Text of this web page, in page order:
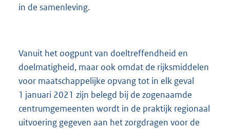
in de samenleving.
Vanuit het oogpunt van doeltreffendheid en
doelmatigheid, maar ook omdat de rijksmiddelen
voor maatschappelijke opvang tot in elk geval
1 januari 2021 zijn belegd bij de zogenaamde
centrumgemeenten wordt in de praktijk regionaal
uitvoering gegeven aan het zorgdragen voor de